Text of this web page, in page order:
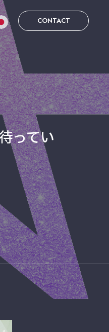
CONTACT
ってい